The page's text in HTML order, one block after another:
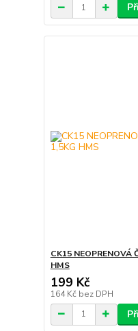
CK15 NEOPRENOVÁ
HMS
199 Kč
164 Kč bez DPH